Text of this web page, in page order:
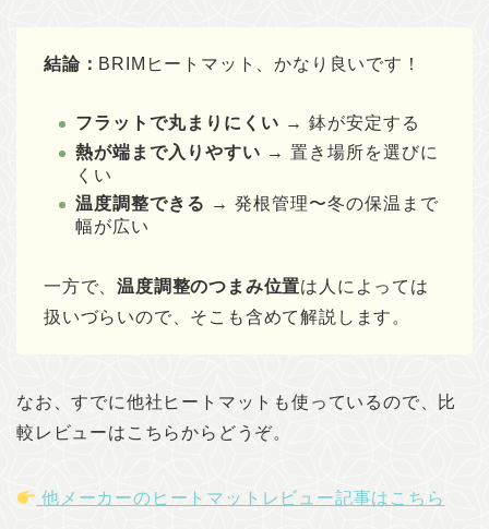
結論： BRIMヒートマット、かなり良いです！
フラットで丸まりにくい → 鉢が安定する
熱が端まで入りやすい → 置き場所を選びに
くい
温度調整できる → 発根管理〜冬の保温まで
幅が広い
一方で、温度調整のつまみ位置は人によっては
扱いづらいので、そこも含めて解説します。
なお、すでに他社ヒートマットも使っているので、比
較レビューはこちらからどうぞ。
他メーカーのヒートマットレビュー記事はこちら